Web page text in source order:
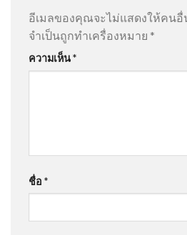
อีเมลของคุณจะไม่แสดงให้คนอื่
จำเป็นถูกทำเครื่องหมาย *
ความเห็น*
ชื่อ *